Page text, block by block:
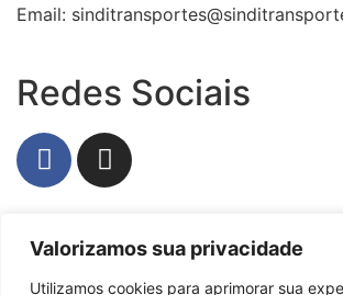
Valorizamos sua privacidade
Utilizamos cookies para aprimorar sua
Email:
Redes Sociais
Privacidade
Política de Privacidade